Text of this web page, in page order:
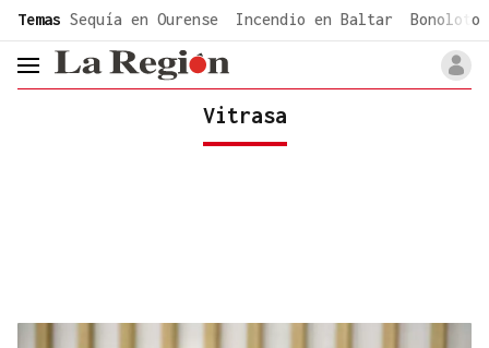
common.go-to-content
Temas Sequía en Ourense Incendio en Baltar Bonoloto
header.menu.open
Vitrasa